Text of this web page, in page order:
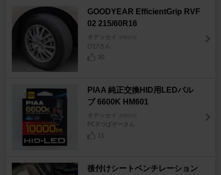
GOODYEAR EfficientGrip RVF
02 215/60R16
オデッセイ [RB3/4]
ひびさん
30
PIAA 純正交換HID用LEDバル
ブ 6600K HM601
オデッセイ [RB3/4]
PCXつばぞーさん
11
後付けシートベンチレーション